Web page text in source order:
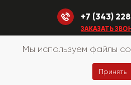
+7 (343)
ЗАКАЗАТЬ
© «КирпичХаус»
Мы используем файлы
Принять